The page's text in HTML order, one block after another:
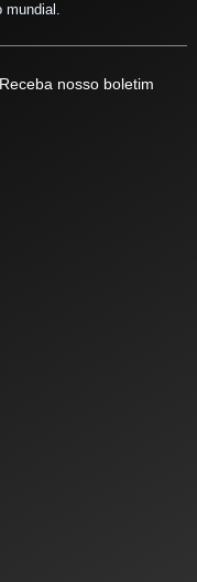
mundial.
nosso boletim